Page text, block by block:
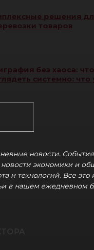
решения
товаров
без хаоса:
системно: что
новости.
экономики и
и технологий. Все это
в нашем ежедневном